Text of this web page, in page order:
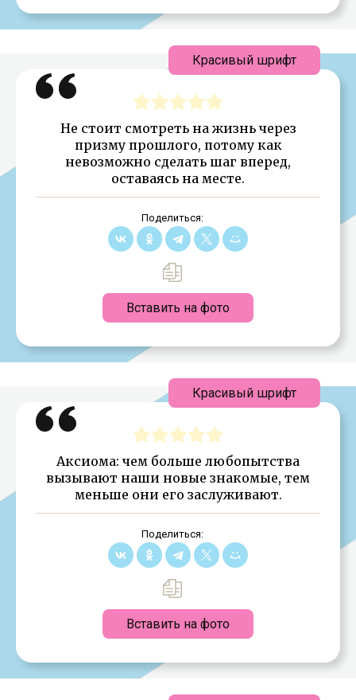
Не стоит смотреть на жизнь через
призму прошлого, потому как
невозможно сделать шаг вперед,
оставаясь на месте.
Поделиться:
Вставить на фото
Красивый шрифт
Аксиома: чем больше любопытства
вызывают наши новые знакомые, тем
меньше они его заслуживают.
Поделиться:
Вставить на фото
Красивый шрифт